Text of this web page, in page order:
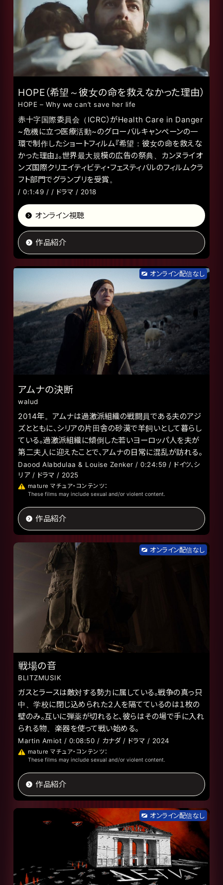
HOPE（希望～彼女の命を救えなかった理由）
HOPE – Why we can’t save her life
赤十字国際委員会（ICRC）がHealth Care in Danger
~危機に立つ医療活動~のグローバルキャンペーンの一
環で制作したショートフィルム『希望：彼女の命を救えな
かった理由』。世界最大規模の広告の祭典、カンヌライオ
ンズ国際クリエイティビティ・フェスティバルのフィルムクラ
フト部門でグランプリを受賞。
/ 0:1:49 / / ドラマ / 2018
オンライン視聴
作品紹介
オンライン配信なし
アムナの決断
walud
2014年。アムナは過激派組織の戦闘員である夫のアジ
ズとともに、シリアの片田舎の砂漠で羊飼いとして暮らし
ている。過激派組織に傾倒した若いヨーロッパ人を夫が
第二夫人に迎えたことで、アムナの日常に混乱が訪れる。
Daood Alabdulaa & Louise Zenker / 0:24:59 / ドイツ、シ
リア / ドラマ / 2025
mature マチュア・コンテンツ：
These films may include sexual and/or violent content.
作品紹介
オンライン配信なし
戦場の音
BLITZMUSIK
ガスとラースは敵対する勢力に属している。戦争の真っ只
中、学校に閉じ込められた２人を隔てているのは１枚の
壁のみ。互いに弾薬が切れると、彼らはその場で手に入れ
られる物、楽器を使って戦い始める。
Martin Amiot / 0:08:50 / カナダ / ドラマ / 2024
mature マチュア・コンテンツ：
These films may include sexual and/or violent content.
作品紹介
オンライン配信なし